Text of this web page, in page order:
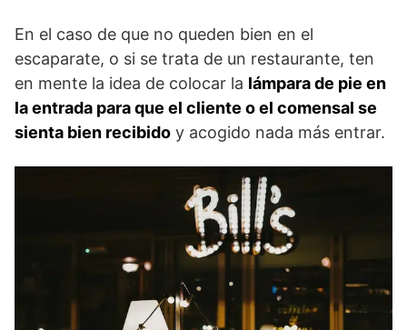
En el caso de que no queden bien en el
escaparate, o si se trata de un restaurante, ten
en mente la idea de colocar la lámpara de pie en
la entrada para que el cliente o el comensal se
sienta bien recibido y acogido nada más entrar.